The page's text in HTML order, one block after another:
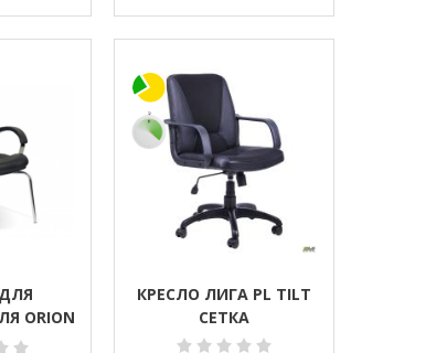
ORION
CFA LB
КРЕСЛО ЛИГА PL TILT
СЕТКА